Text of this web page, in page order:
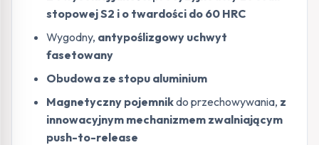
stopowej S2 i o twardości do 60 HRC
Wygodny, antypoślizgowy uchwyt
fasetowany
Obudowa ze stopu aluminium
Magnetyczny pojemnikdo przechowywania, z
innowacyjnym mechanizmem zwalniającym
push-to-release